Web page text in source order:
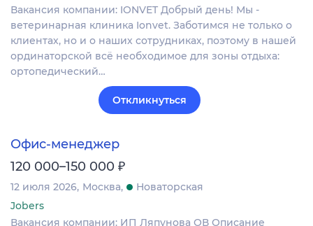
Вакансия компании: IONVET Добрый день! Мы -
ветеринарная клиника Ionvet. Заботимся не только о
клиентах, но и о наших сотрудниках, поэтому в нашей
ординаторской всё необходимое для зоны отдыха:
ортопедический…
Откликнуться
Офис-менеджер
120 000–150 000 ₽
12 июля 2026 Москва
Новаторская
Jobers
Вакансия компании: ИП Ляпунова ОВ Описание